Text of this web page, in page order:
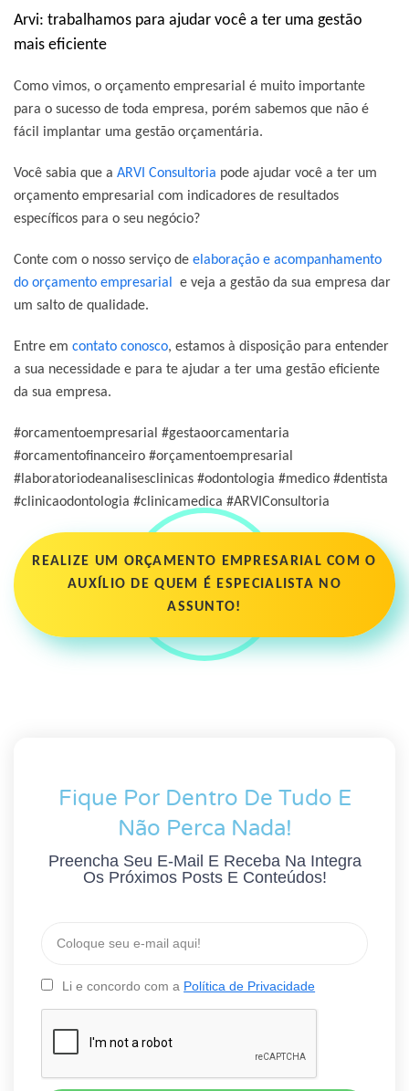
Arvi: trabalhamos para ajudar você a ter uma gestão
mais eficiente
Como vimos, o orçamento empresarial é muito importante
para o sucesso de toda empresa, porém sabemos que não é
fácil implantar uma gestão orçamentária.
Você sabia que a ARVI Consultoria pode ajudar você a ter um
orçamento empresarial com indicadores de resultados
específicos para o seu negócio?
Conte com o nosso serviço de elaboração e acompanhamento
do orçamento empresarial
e veja a gestão da sua empresa dar
um salto de qualidade.
Entre em contato conosco, estamos à disposição para entender
a sua necessidade e para te ajudar a ter uma gestão eficiente
da sua empresa.
#orcamentoempresarial #gestaoorcamentaria
#orcamentofinanceiro #orçamentoempresarial
#laboratoriodeanalisesclinicas #odontologia #medico #dentista
#clinicaodontologia #clinicamedica #ARVIConsultoria
REALIZE UM ORÇAMENTO EMPRESARIAL COM O
AUXÍLIO DE QUEM É ESPECIALISTA NO
ASSUNTO!
Fique Por Dentro De Tudo E
Não Perca Nada!
Preencha Seu E-Mail E Receba Na Integra
Os Próximos Posts E Conteúdos!
Li e concordo com a Política de Privacidade